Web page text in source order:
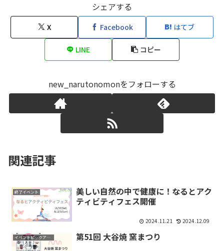
シェアする
X Facebook はてブ
LINE コピー
new_narutonomonをフォローする
関連記事
終了イベント
美しい自然の中で健康に！なるとアク
ティビティフェス開催
2024.11.21 2024.12.09
イベントピックアップ 第51回 大谷焼 窯まつり